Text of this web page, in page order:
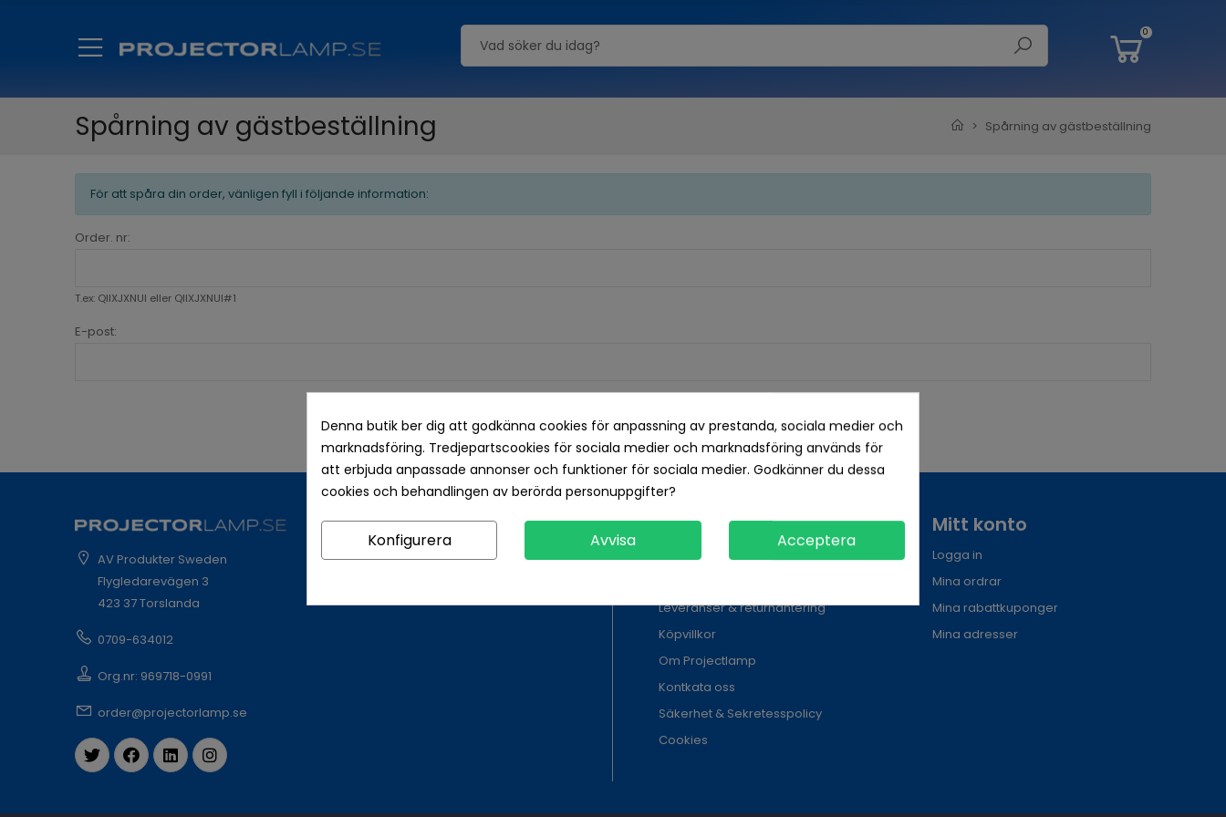
0
Spårning av gästbeställning Spårning av gästbeställning
För att spåra din order, vänligen fyll i följande information:
Order. nr:
T.ex: QIIXJXNUI eller QIIXJXNUI#1
E-post:
AV Produkter Sweden
Flygledarevägen 3
423 37 Torslanda
0709-634012
Org.nr: 969718-0991
order@projectorlamp.se
Information
Projektortillverkare
Leveranser & returhantering
Köpvillkor
Om Projectlamp
Kontkata oss
Säkerhet & Sekretesspolicy
Cookies
Mitt konto
Logga in
Mina ordrar
Mina rabattkuponger
Mina adresser
Denna butik ber dig att godkänna cookies för anpassning av prestanda, sociala medier och
marknadsföring. Tredjepartscookies för sociala medier och marknadsföring används för
att erbjuda anpassade annonser och funktioner för sociala medier. Godkänner du dessa
cookies och behandlingen av berörda personuppgifter?
Konfigurera Avvisa Acceptera